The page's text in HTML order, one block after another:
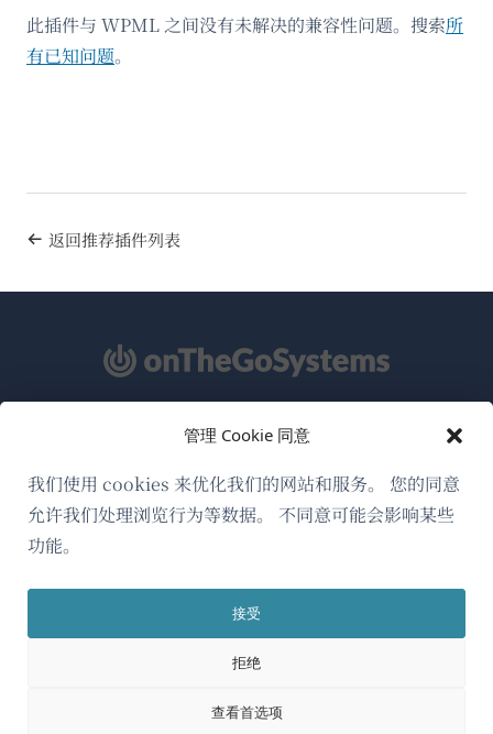
管理 Cookie 同意
我们使用 cookies 来优化我们的网站和服务。 您的同意
允许我们处理浏览行为等数据。 不同意可能会影响某些
功能。
接受
拒绝
查看首选项
此插件与 WPML 之间没有未解决的兼容性问题。搜索所
有已知问题。
返回推荐插件列表
简体中文
关于WPML
GDPR与隐私政策
加入我们的团队（在
中
新
口
开）
新
窗
口
中
开）
新
口